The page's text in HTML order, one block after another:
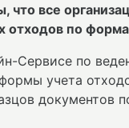
что все
отходов по
Сервисе по
учета
документов